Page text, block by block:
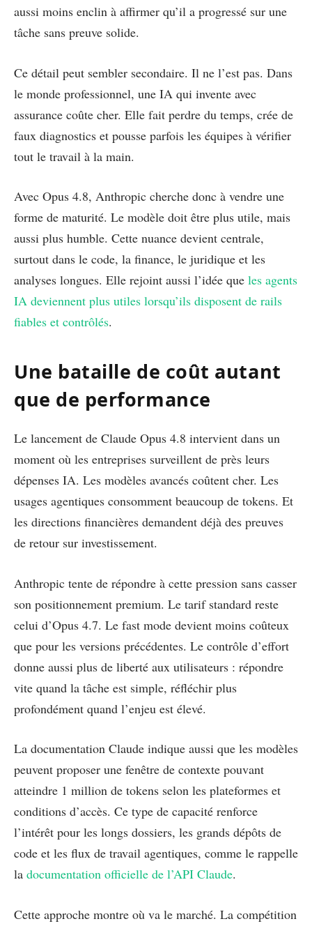
aussi moins enclin à affirmer qu’il a progressé sur une
tâche sans preuve solide.
Ce détail peut sembler secondaire. Il ne l’est pas. Dans
le monde professionnel, une IA qui invente avec
assurance coûte cher. Elle fait perdre du temps, crée de
faux diagnostics et pousse parfois les équipes à vérifier
tout le travail à la main.
Avec Opus 4.8, Anthropic cherche donc à vendre une
forme de maturité. Le modèle doit être plus utile, mais
aussi plus humble. Cette nuance devient centrale,
surtout dans le code, la finance, le juridique et les
analyses longues. Elle rejoint aussi l’idée que les agents
IA deviennent plus utiles lorsqu’ils disposent de rails
fiables et contrôlés.
Une bataille de coût autant
que de performance
Le lancement de Claude Opus 4.8 intervient dans un
moment où les entreprises surveillent de près leurs
dépenses IA. Les modèles avancés coûtent cher. Les
usages agentiques consomment beaucoup de tokens. Et
les directions financières demandent déjà des preuves
de retour sur investissement.
Anthropic tente de répondre à cette pression sans casser
son positionnement premium. Le tarif standard reste
celui d’Opus 4.7. Le fast mode devient moins coûteux
que pour les versions précédentes. Le contrôle d’effort
donne aussi plus de liberté aux utilisateurs : répondre
vite quand la tâche est simple, réfléchir plus
profondément quand l’enjeu est élevé.
La documentation Claude indique aussi que les modèles
peuvent proposer une fenêtre de contexte pouvant
atteindre 1 million de tokens selon les plateformes et
conditions d’accès. Ce type de capacité renforce
l’intérêt pour les longs dossiers, les grands dépôts de
code et les flux de travail agentiques, comme le rappelle
la documentation officielle de l’API Claude.
Cette approche montre où va le marché. La compétition